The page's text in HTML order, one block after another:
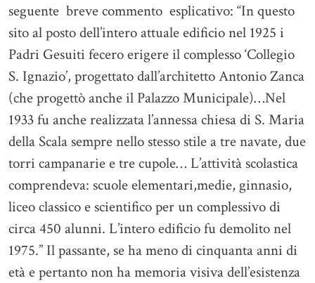
seguente breve commento esplicativo: “In questo
sito al posto dell’intero attuale edificio nel 1925 i
Padri Gesuiti fecero erigere il complesso ‘Collegio
S. Ignazio’, progettato dall’architetto Antonio Zanca
(che progettò anche il Palazzo Municipale)…Nel
1933 fu anche realizzata l’annessa chiesa di S. Maria
della Scala sempre nello stesso stile a tre navate, due
torri campanarie e tre cupole… L’attività scolastica
comprendeva: scuole elementari,medie, ginnasio,
liceo classico e scientifico per un complessivo di
circa 450 alunni. L’intero edificio fu demolito nel
1975.” Il passante, se ha meno di cinquanta anni di
età e pertanto non ha memoria visiva dell’esistenza